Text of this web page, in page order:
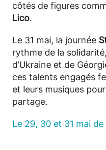
côtés de figures
Lico.
Le 31 mai, la journée
rythme de la
d’Ukraine et de
ces talents engagés
et leurs musiques
partage.
Le 29, 30 et 31 mai de